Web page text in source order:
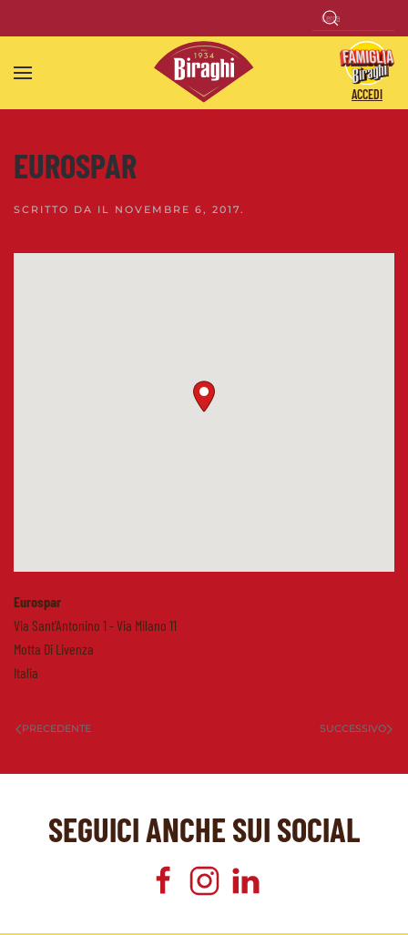
Skip to main content
ACCEDI
EUROSPAR
SCRITTO DA IL NOVEMBRE 6, 2017.
Eurospar
Via Sant'Antonino 1 - Via Milano 11
Motta Di Livenza
Italia
PRECEDENTE SUCCESSIVO
SEGUICI ANCHE SUI SOCIAL